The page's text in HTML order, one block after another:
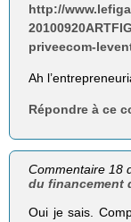
http://
priveecom-
Ah
Répondre à ce
Commentaire 18
du financement
Oui je sais.